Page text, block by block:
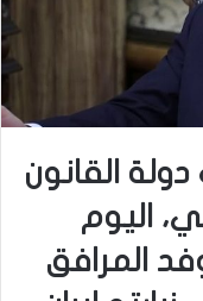
القانون
اليوم
المرافق